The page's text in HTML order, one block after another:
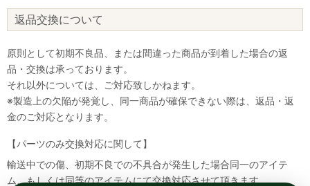
返品交換について
原則として初期不良品、または間違った商品が到着した場合の返
品・交換は承っております。
それ以外については、ご対応致しかねます。
※製造上の欠陥が発覚し、同一商品が確保できない際は、返品・返
金のご対応となります。
【パーツのみ交換対応に関して】
輸送中での傷、初期不良での不具合が発生した場合同一のアイテ
ム、もしくは同等のアイテムにて交換対応させて頂きます。